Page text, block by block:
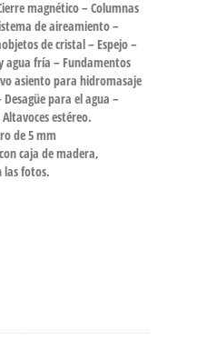
magnético – Columnas
de aireamiento –
de cristal – Espejo –
agua fría – Fundamentos
asiento para hidromasaje
para el agua –
estéreo.
de 5 mm
caja de madera,
las fotos.